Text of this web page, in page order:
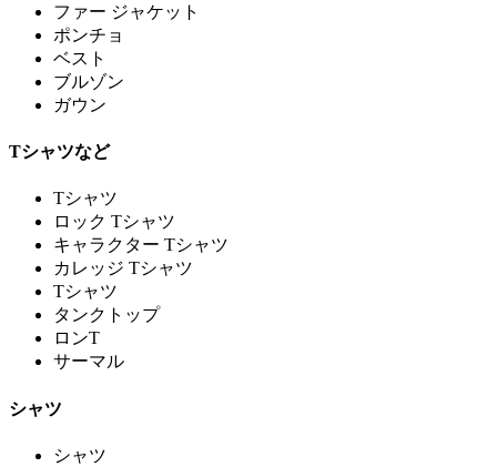
ファー ジャケット
ポンチョ
ベスト
ブルゾン
ガウン
Tシャツなど
Tシャツ
ロック Tシャツ
キャラクター Tシャツ
カレッジ Tシャツ
Tシャツ
タンクトップ
ロンT
サーマル
シャツ
シャツ